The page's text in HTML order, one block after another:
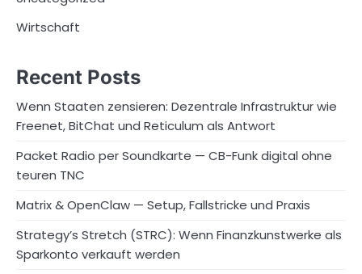
Wirtschaft
Recent Posts
Wenn Staaten zensieren: Dezentrale Infrastruktur wie
Freenet, BitChat und Reticulum als Antwort
Packet Radio per Soundkarte — CB-Funk digital ohne
teuren TNC
Matrix & OpenClaw — Setup, Fallstricke und Praxis
Strategy’s Stretch (STRC): Wenn Finanzkunstwerke als
Sparkonto verkauft werden